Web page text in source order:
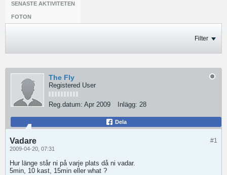
SENASTE AKTIVITETEN
FOTON
Filter
The Fly
Registered User
Reg.datum: Apr 2009 Inlägg: 28
Dela
#1
Vadare
2009-04-20, 07:31
Hur länge står ni på varje plats då ni vadar.
5min, 10 kast, 15min eller what ?